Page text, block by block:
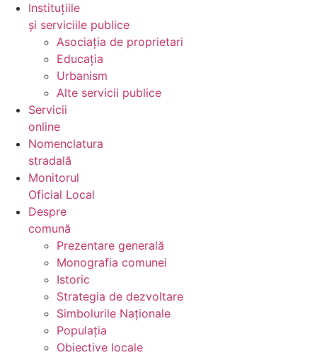
Instituțiile
și serviciile publice
Asociația de proprietari
Educația
Urbanism
Alte servicii publice
Servicii
online
Nomenclatura
stradală
Monitorul
Oficial Local
Despre
comună
Prezentare generală
Monografia comunei
Istoric
Strategia de dezvoltare
Simbolurile Naționale
Populația
Obiective locale